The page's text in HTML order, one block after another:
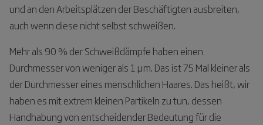
und an den Arbeitsplätzen der Beschäftigten ausbreiten,
auch wenn diese nicht selbst schweißen.
Mehr als 90 % der Schweißdämpfe haben einen
Durchmesser von weniger als 1 μm. Das ist 75 Mal kleiner als
der Durchmesser eines menschlichen Haares. Das heißt, wir
haben es mit extrem kleinen Partikeln zu tun, dessen
Handhabung von entscheidender Bedeutung für die